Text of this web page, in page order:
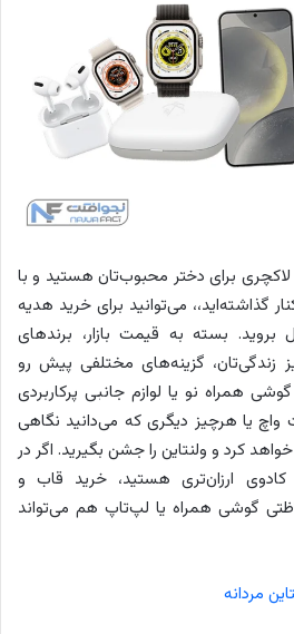
لاکچری برای دختر محبوب‌تان هستید و با
گذاشته‌اید،، می‌توانید برای خرید هدیه
بروید. بسته به قیمت بازار، برندهای
زندگی‌تان، گزینه‌های مختلفی پیش رو
همراه نو یا لوازم جانبی پرکاربردی
واچ یا هرچیز دیگری که می‌دانید نگاهی
کرد و ولنتاین را جشن بگیرید. اگر در
ارزان‌تری هستید، خرید قاب و
گوشی همراه یا لپ‌تاپ هم می‌تواند
مردانه